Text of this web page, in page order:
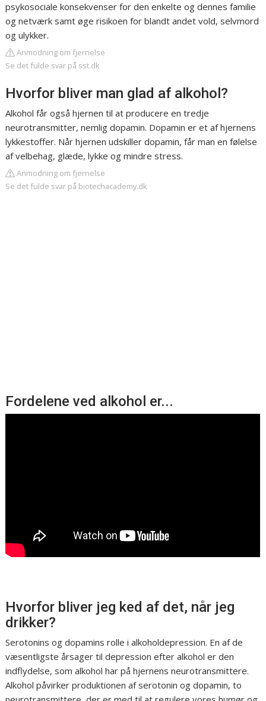
psykosociale konsekvenser for den enkelte og dennes familie
og netværk samt øge risikoen for blandt andet vold, selvmord
og ulykker.
Anmodning om fjernelse
Se det fulde svar på sst.dk
Hvorfor bliver man glad af alkohol?
Alkohol får også hjernen til at producere en tredje
neurotransmitter, nemlig dopamin. Dopamin er et af hjernens
lykkestoffer. Når hjernen udskiller dopamin, får man en følelse
af velbehag, glæde, lykke og mindre stress.
Anmodning om fjernelse
Se det fulde svar på biotechacademy.dk
Fordelene ved alkohol er...
Hvorfor bliver jeg ked af det, når jeg
drikker?
Serotonins og dopamins rolle i alkoholdepression. En af de
væsentligste årsager til depression efter alkohol er den
indflydelse, som alkohol har på hjernens neurotransmittere.
Alkohol påvirker produktionen af serotonin og dopamin, to